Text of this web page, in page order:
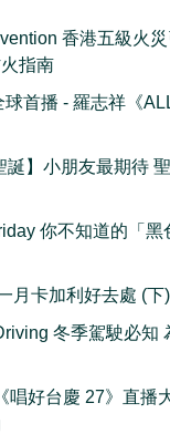
香港五級火
指南
球首播 - 羅志祥《
誕】小朋友最期待
你不知道的「黑
月卡加利好去處 (下)
冬季駕駛必知
唱好台慶 27》直播